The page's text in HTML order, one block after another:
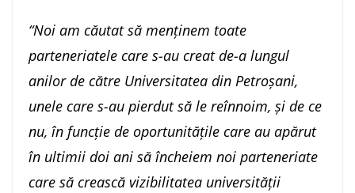
“Noi am căutat să menținem toate
parteneriatele care s-au creat de-a lungul
anilor de către Universitatea din Petroșani,
unele care s-au pierdut să le reînnoim, și de ce
nu, în funcție de oportunitățile care au apărut
în ultimii doi ani să încheiem noi parteneriate
care să crească vizibilitatea universității